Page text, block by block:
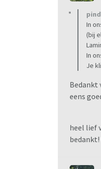
In
(bij
In
Je
Bedankt
eens
heel lief
bedankt!